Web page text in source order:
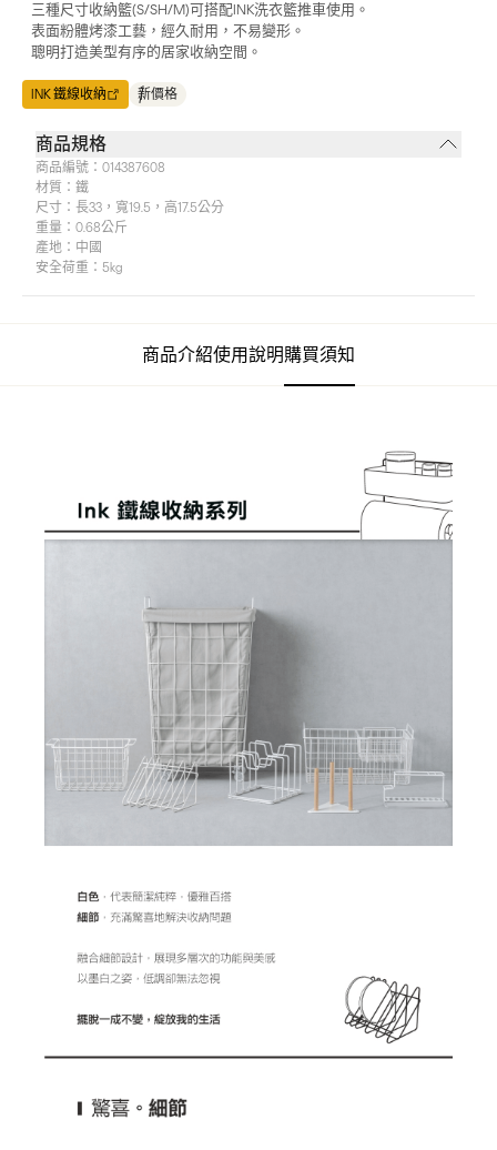
三種尺寸收納籃(S/SH/M)可搭配INK洗衣籃推車使用。
表面粉體烤漆工藝，經久耐用，不易變形。
聰明打造美型有序的居家收納空間。
INK 鐵線收納 新價格
商品規格
商品編號： 014387608
材質： 鐵
尺寸： 長33，寬19.5，高17.5公分
重量： 0.68公斤
產地： 中國
安全荷重：5kg
商品介紹使用說明購買須知